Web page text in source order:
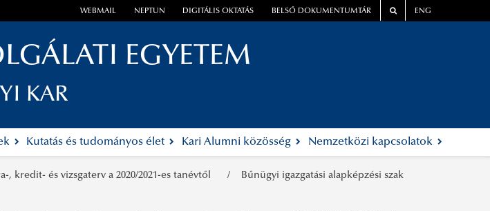
WEBMAIL NEPTUN DIGITÁLIS OKTATÁS BELSŐ DOKUMENTUMTÁR ENG
EGYETEM
KAR
Kutatás és tudományos élet Kari Alumni közösség Nemzetközi kapcsolatok
, kredit- és vizsgaterv a 2020/2021-es tanévtől Bűnügyi igazgatási alapképzési szak